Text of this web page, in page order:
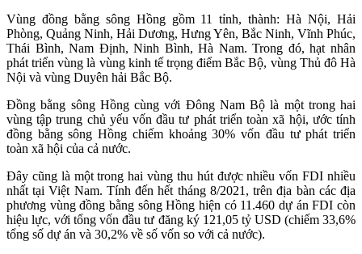
Vùng đồng bằng sông Hồng gồm 11 tỉnh, thành: Hà Nội, Hải
Phòng, Quảng Ninh, Hải Dương, Hưng Yên, Bắc Ninh, Vĩnh Phúc,
Thái Bình, Nam Định, Ninh Bình, Hà Nam. Trong đó, hạt nhân
phát triển vùng là vùng kinh tế trọng điểm Bắc Bộ, vùng Thủ đô Hà
Nội và vùng Duyên hải Bắc Bộ.
Đồng bằng sông Hồng cùng với Đông Nam Bộ là một trong hai
vùng tập trung chủ yếu vốn đầu tư phát triển toàn xã hội, ước tính
đồng bằng sông Hồng chiếm khoảng 30% vốn đầu tư phát triển
toàn xã hội của cả nước.
Đây cũng là một trong hai vùng thu hút được nhiều vốn FDI nhiều
nhất tại Việt Nam. Tính đến hết tháng 8/2021, trên địa bàn các địa
phương vùng đồng bằng sông Hồng hiện có 11.460 dự án FDI còn
hiệu lực, với tổng vốn đầu tư đăng ký 121,05 tỷ USD (chiếm 33,6%
tổng số dự án và 30,2% về số vốn so với cả nước).